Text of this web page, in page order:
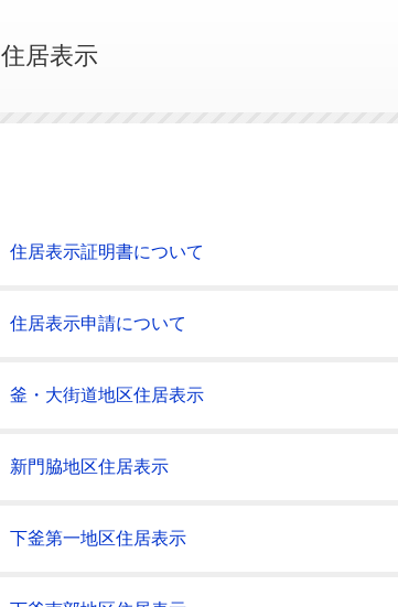
住居表示
住居表示証明書について
住居表示申請について
釜・大街道地区住居表示
新門脇地区住居表示
下釜第一地区住居表示